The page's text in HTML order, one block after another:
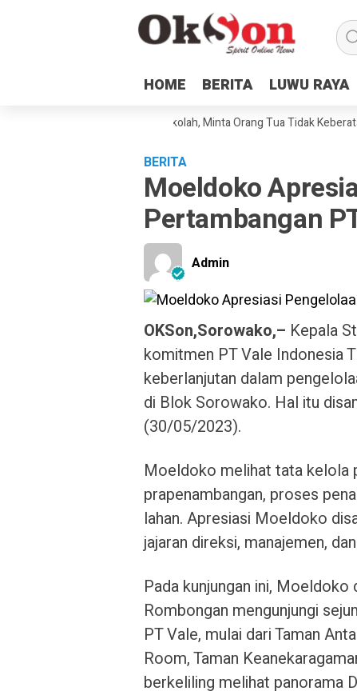
HOME BERITA LUWU RAYA
HOME BERITA LUWU RAYA
Sampaikan Tata Tertib Sekolah, Minta Orang Tua Tidak Keberatan
BERITA
Moeldoko
Pertambangan
Admin
OKSon,Sorowako,– Kepala
komitmen PT Vale Indonesia
keberlanjutan dalam
di Blok Sorowako. Hal itu
(30/05/2023).
Moeldoko melihat tata kelola
prapenambangan, proses
lahan. Apresiasi Moeldoko
jajaran direksi, manajemen,
Pada kunjungan ini,
Rombongan mengunjungi
PT Vale, mulai dari Taman
Room, Taman
berkeliling melihat panorama